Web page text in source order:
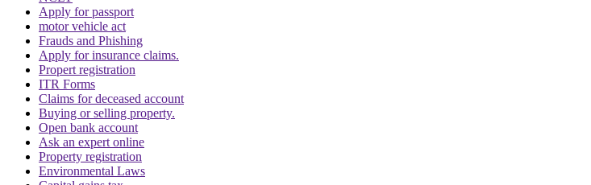
Apply for passport
motor vehicle act
Frauds and Phishing
Apply for insurance claims.
Propert registration
ITR Forms
Claims for deceased account
Buying or selling property.
Open bank account
Ask an expert online
Property registration
Environmental Laws